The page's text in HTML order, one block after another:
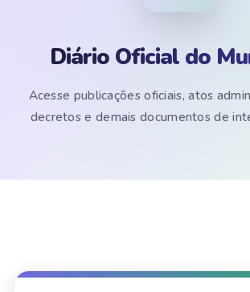
Diário Oficial do
Acesse publicações oficiais, atos
decretos e demais documentos de